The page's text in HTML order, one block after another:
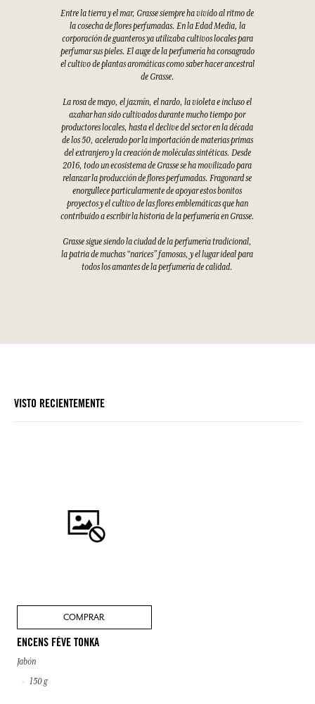
Entre la tierra y el mar, Grasse siempre ha vivido al ritmo de
la cosecha de flores perfumadas. En la Edad Media, la
corporación de guanteros ya utilizaba cultivos locales para
perfumar sus pieles. El auge de la perfumería ha consagrado
el cultivo de plantas aromáticas como saber hacer ancestral
de Grasse.
La rosa de mayo, el jazmín, el nardo, la violeta e incluso el
azahar han sido cultivados durante mucho tiempo por
productores locales, hasta el declive del sector en la década
de los 50, acelerado por la importación de materias primas
del extranjero y la creación de moléculas sintéticas. Desde
2016, todo un ecosistema de Grasse se ha movilizado para
relanzar la producción de flores perfumadas. Fragonard se
enorgullece particularmente de apoyar estos bonitos
proyectos y el cultivo de las flores emblemáticas que han
contribuido a escribir la historia de la perfumería en Grasse.
Grasse sigue siendo la ciudad de la perfumería tradicional,
la patria de muchas “narices” famosas, y el lugar ideal para
todos los amantes de la perfumería de calidad.
VISTO RECIENTEMENTE
COMPRAR
ENCENS FÈVE TONKA
Jabón
150 g